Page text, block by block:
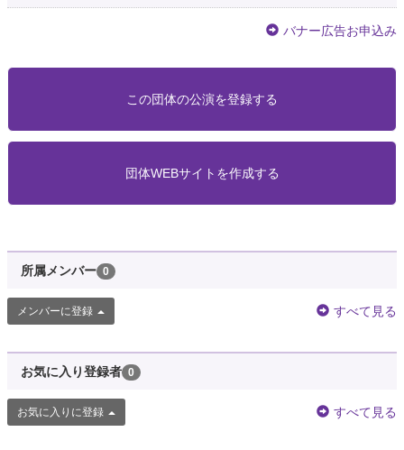
バナー広告お申込み
この団体の公演を登録する
団体WEBサイトを作成する
所属メンバー 0
メンバーに登録 すべて見る
お気に入り登録者 0
お気に入りに登録 すべて見る